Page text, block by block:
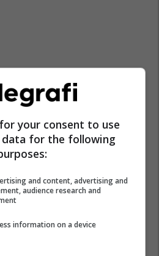
your consent to use
data for the following
and content, advertising and
audience research and
information on a device